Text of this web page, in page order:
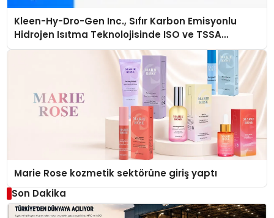
Kleen-Hy-Dro-Gen Inc., Sıfır Karbon Emisyonlu
Hidrojen Isıtma Teknolojisinde ISO ve TSSA
Düzenleyici Onaylarını Aldı
Marie Rose kozmetik sektörüne giriş yaptı
Son Dakika